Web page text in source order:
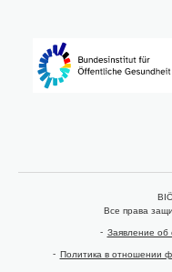
Все права
Заявление об
Политика в отношении